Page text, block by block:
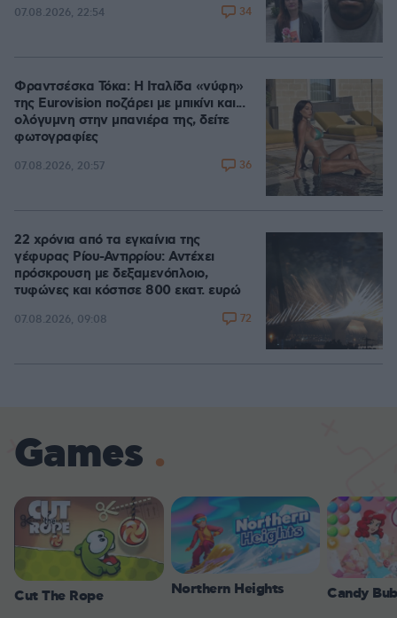
07.08.2026, 22:54 34
Φραντσέσκα Τόκα: Η Ιταλίδα «νύφη»
της Eurovision ποζάρει με μπικίνι και...
ολόγυμνη στην μπανιέρα της, δείτε
φωτογραφίες
07.08.2026, 20:57 36
22 χρόνια από τα εγκαίνια της
γέφυρας Ρίου-Αντιρρίου: Αντέχει
πρόσκρουση με δεξαμενόπλοιο,
τυφώνες και κόστισε 800 εκατ. ευρώ
07.08.2026, 09:08 72
Games
Cut The Rope Northern Heights Candy